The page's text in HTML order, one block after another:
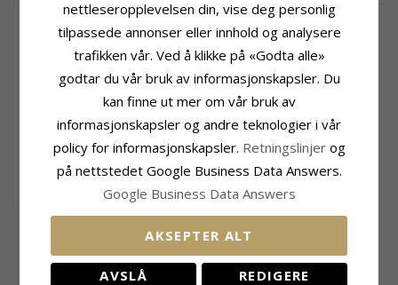
Produktinformasjon
Smal
Ringtype: Giftering
Edelmetall:Hvitt Gull
Ringskinne
Bredde:
3,0 mm
Tykkelse:
Vekt:2,8 G
Leveringstid:Ca. 5 Uker
BESLEKTEDE PRODUKTER
nettleseropplevelsen din, vise deg personlig
tilpassede annonser eller innhold og analysere
trafikken vår. Ved å klikke på «Godta alle»
godtar du vår bruk av informasjonskapsler. Du
kan finne ut mer om vår bruk av
informasjonskapsler og andre teknologier i vår
policy for informasjonskapsler. Retningslinjer og
på nettstedet Google Business Data Answers.
Google Business Data Answers
AKSEPTER ALT
AVSLÅ REDIGERE